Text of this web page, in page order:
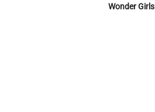
Wonder Girls